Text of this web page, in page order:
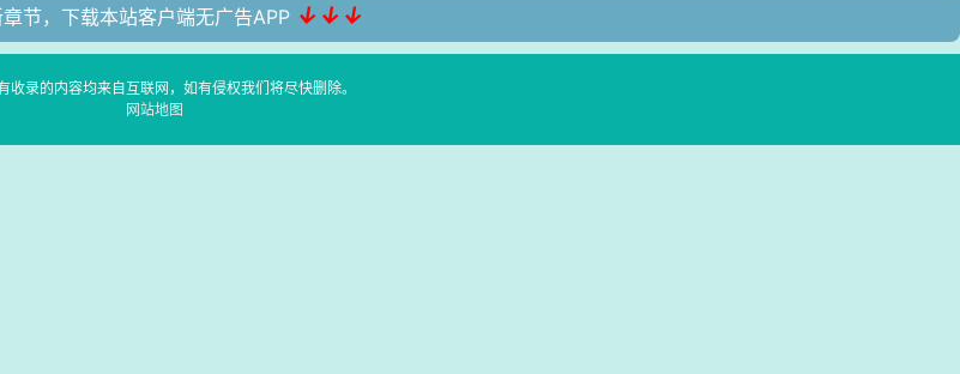
节，下载本站客户端无广告APP ↓↓↓
收录的内容均来自互联网，如有侵权我们将尽快删除。
网站地图